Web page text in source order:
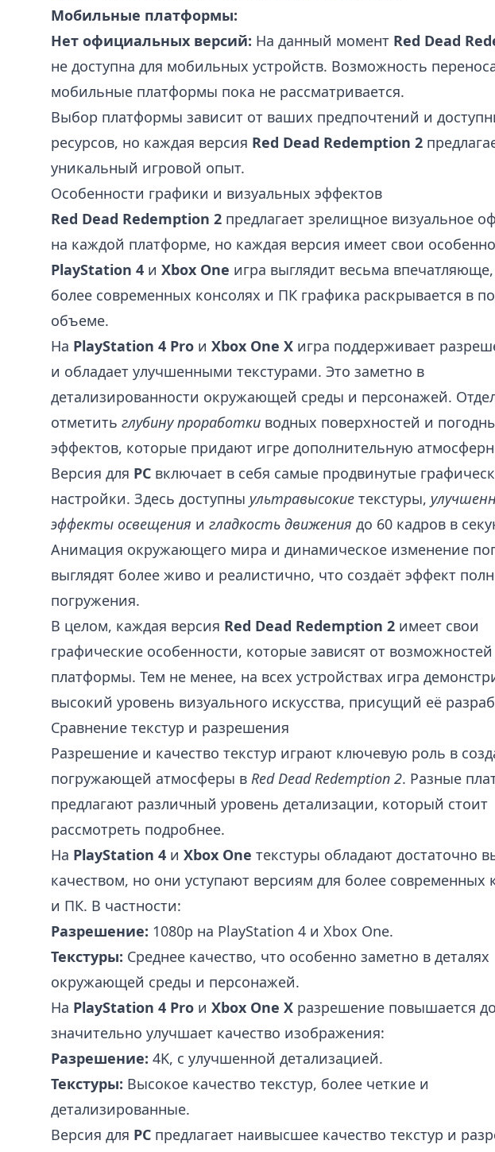
Мобильные платформы:
Нет официальных версий: На данный момент Red Dead
не доступна для мобильных устройств. Возможность
мобильные платформы пока не рассматривается.
Выбор платформы зависит от ваших предпочтений и
ресурсов, но каждая версия Red Dead Redemption 2
уникальный игровой опыт.
Особенности графики и визуальных эффектов
Red Dead Redemption 2 предлагает зрелищное визуальное
на каждой платформе, но каждая версия имеет свои
PlayStation 4 и Xbox One игра выглядит весьма
более современных консолях и ПК графика раскрывается в
объеме.
На PlayStation 4 Pro и Xbox One X игра поддерживает
и обладает улучшенными текстурами. Это заметно в
детализированности окружающей среды и персонажей.
отметить глубину проработки водных поверхностей и
эффектов, которые придают игре дополнительную
Версия для PC включает в себя самые продвинутые
настройки. Здесь доступны ультравысокие текстуры,
эффекты освещения и гладкость движения до 60 кадров в
Анимация окружающего мира и динамическое изменение
выглядят более живо и реалистично, что создаёт эффект
погружения.
В целом, каждая версия Red Dead Redemption 2 имеет свои
графические особенности, которые зависят от возможностей
платформы. Тем не менее, на всех устройствах игра
высокий уровень визуального искусства, присущий её
Сравнение текстур и разрешения
Разрешение и качество текстур играют ключевую роль в
погружающей атмосферы в Red Dead Redemption 2. Разные
предлагают различный уровень детализации, который стоит
рассмотреть подробнее.
На PlayStation 4 и Xbox One текстуры обладают достаточно
качеством, но они уступают версиям для более современных
и ПК. В частности:
Разрешение: 1080p на PlayStation 4 и Xbox One.
Текстуры: Среднее качество, что особенно заметно в деталях
окружающей среды и персонажей.
На PlayStation 4 Pro и Xbox One X разрешение повышается
значительно улучшает качество изображения:
Разрешение: 4K, с улучшенной детализацией.
Текстуры: Высокое качество текстур, более четкие и
детализированные.
Версия для PC предлагает наивысшее качество текстур и